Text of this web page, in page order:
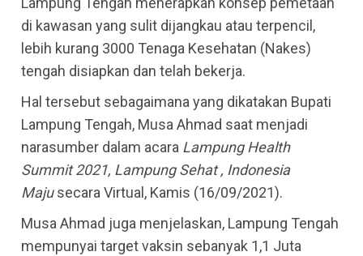
di kawasan yang sulit dijangkau atau terpencil,
lebih kurang 3000 Tenaga Kesehatan (Nakes)
tengah disiapkan dan telah bekerja.
Hal tersebut sebagaimana yang dikatakan Bupati
Lampung Tengah, Musa Ahmad saat menjadi
narasumber dalam acara Lampung Health
Summit 2021, Lampung Sehat , Indonesia
Majusecara Virtual, Kamis (16/09/2021).
Musa Ahmad juga menjelaskan, Lampung Tengah
mempunyai target vaksin sebanyak 1,1 Juta